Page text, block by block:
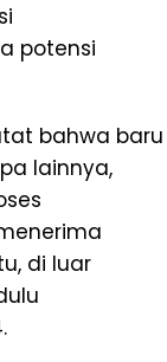
potensi
bahwa baru
lainnya,
di luar